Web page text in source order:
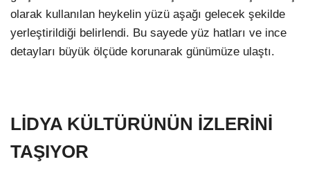
olarak kullanılan heykelin yüzü aşağı gelecek şekilde
yerleştirildiği belirlendi. Bu sayede yüz hatları ve ince
detayları büyük ölçüde korunarak günümüze ulaştı.
LİDYA KÜLTÜRÜNÜN İZLERİNİ
TAŞIYOR